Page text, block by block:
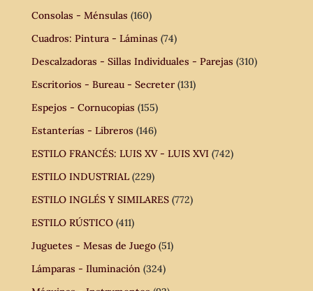
Consolas - Ménsulas (160)
Cuadros: Pintura - Láminas (74)
Descalzadoras - Sillas Individuales - Parejas (310)
Escritorios - Bureau - Secreter (131)
Espejos - Cornucopias (155)
Estanterías - Libreros (146)
ESTILO FRANCÉS: LUIS XV - LUIS XVI (742)
ESTILO INDUSTRIAL (229)
ESTILO INGLÉS Y SIMILARES (772)
ESTILO RÚSTICO (411)
Juguetes - Mesas de Juego (51)
Lámparas - Iluminación (324)